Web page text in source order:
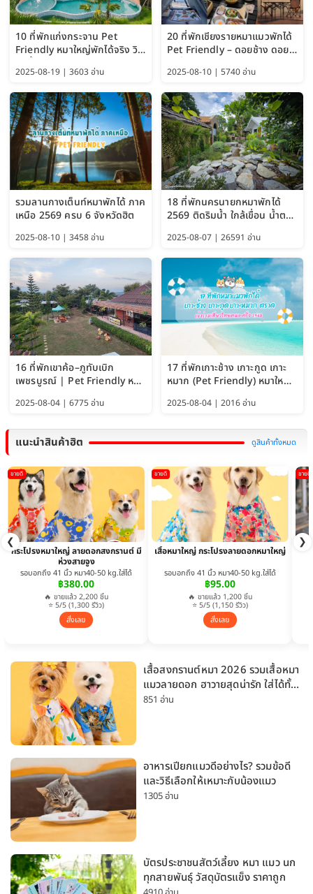
10 ที่พักแก่งกระจาน Pet
Friendly หมาใหญ่พักได้จริง วิว
2025-08-19 | 3603 อ่าน
20 ที่พักเชียงรายหมาแมวพักได้
Pet Friendly – ดอยช้าง ดอย
2025-08-10 | 5740 อ่าน
รวมลานกางเต็นท์หมาพักได้ ภาค
เหนือ 2569 ครบ 6 จังหวัดฮิต
2025-08-10 | 3458 อ่าน
18 ที่พักนครนายกหมาพักได้
2569 ติดริมน้ำ ใกล้เขื่อน น้ำตก
ได้
2025-08-07 | 26591 อ่าน
16 ที่พักเขาค้อ–ภูทับเบิก
เพชรบูรณ์ | Pet Friendly หมา
2025-08-04 | 6775 อ่าน
17 ที่พักเกาะช้าง เกาะกูด เกาะ
หมาก (Pet Friendly) หมาใหญ่
2025-08-04 | 2016 อ่าน
แนะนำสินค้าฮิต ดูสินค้าทั้งหมด
❮ ❯
ขายดี
กระโปรงหมาใหญ่ ลายดอกสงกรานต์ มี
ห่วงสายจูง
รอบอกถึง 41 นิ้ว หมา40-50 kg.ใส่ได้
฿380.00
🔥 ขายแล้ว 2,200 ชิ้น
⭐ 5/5 (1,300 รีวิว)
สั่งเลย
ขายดี
เสื้อหมาใหญ่ กระโปรงลายดอกหมาใหญ่
รอบอกถึง 41 นิ้ว หมา40-50 kg.ใส่ได้
฿95.00
🔥 ขายแล้ว 1,200 ชิ้น
⭐ 5/5 (1,150 รีวิว)
สั่งเลย
ขายดี
เสื้อสงกรานต์หมา 2026 รวมเสื้อหมา
แมวลายดอก ฮาวายสุดน่ารัก ใส่ได้ทั้ง
หมาเล็กและหมาใหญ่
851 อ่าน
อาหารเปียกแมวดีอย่างไร? รวมข้อดี
และวิธีเลือกให้เหมาะกับน้องแมว
1305 อ่าน
บัตรประชาชนสัตว์เลี้ยง หมา แมว นก
ทุกสายพันธุ์ วัสดุบัตรแข็ง ราคาถูก